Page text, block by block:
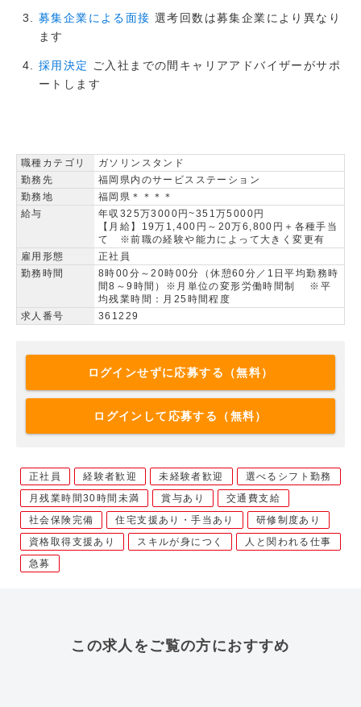
募集企業による面接 選考回数は募集企業により異なり
ます
採用決定 ご入社までの間キャリアアドバイザーがサポ
ートします
職種カテゴリ
ガソリンスタンド
勤務先
福岡県内のサービスステーション
勤務地
福岡県＊＊＊＊
給与
年収325万3000円~351万5000円
【月給】19万1,400円～20万6,800円＋各種手当
て ※前職の経験や能力によって大きく変更有
雇用形態
正社員
勤務時間
8時00分～20時00分（休憩60分／1日平均勤務時
間8～9時間）※月単位の変形労働時間制 ※平
均残業時間：月25時間程度
求人番号
361229
ログインせずに応募する（無料）
ログインして応募する（無料）
正社員 経験者歓迎 未経験者歓迎
選べるシフト勤務
月残業時間30時間未満
賞与あり
交通費支給
社会保険完備
住宅支援あり・手当あり
研修制度あり
資格取得支援あり
スキルが身につく
人と関われる仕事
急募
この求人をご覧の方におすすめ